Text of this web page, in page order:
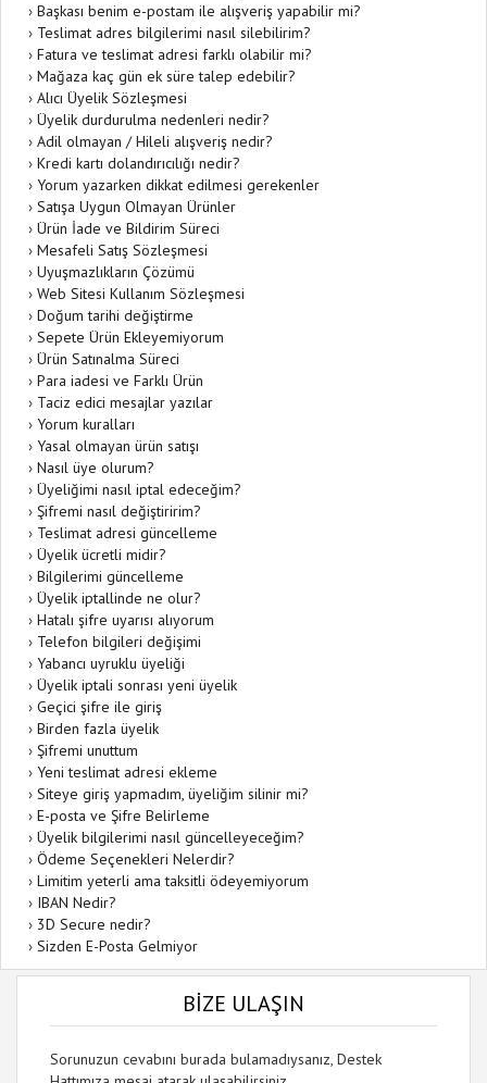
› Başkası benim e-postam ile alışveriş yapabilir mi?
› Teslimat adres bilgilerimi nasıl silebilirim?
› Fatura ve teslimat adresi farklı olabilir mi?
› Mağaza kaç gün ek süre talep edebilir?
› Alıcı Üyelik Sözleşmesi
› Üyelik durdurulma nedenleri nedir?
› Adil olmayan / Hileli alışveriş nedir?
› Kredi kartı dolandırıcılığı nedir?
› Yorum yazarken dikkat edilmesi gerekenler
› Satışa Uygun Olmayan Ürünler
› Ürün İade ve Bildirim Süreci
› Mesafeli Satış Sözleşmesi
› Uyuşmazlıkların Çözümü
› Web Sitesi Kullanım Sözleşmesi
› Doğum tarihi değiştirme
› Sepete Ürün Ekleyemiyorum
› Ürün Satınalma Süreci
› Para iadesi ve Farklı Ürün
› Taciz edici mesajlar yazılar
› Yorum kuralları
› Yasal olmayan ürün satışı
› Nasıl üye olurum?
› Üyeliğimi nasıl iptal edeceğim?
› Şifremi nasıl değiştiririm?
› Teslimat adresi güncelleme
› Üyelik ücretli midir?
› Bilgilerimi güncelleme
› Üyelik iptallinde ne olur?
› Hatalı şifre uyarısı alıyorum
› Telefon bilgileri değişimi
› Yabancı uyruklu üyeliği
› Üyelik iptali sonrası yeni üyelik
› Geçici şifre ile giriş
› Birden fazla üyelik
› Şifremi unuttum
› Yeni teslimat adresi ekleme
› Siteye giriş yapmadım, üyeliğim silinir mi?
› E-posta ve Şifre Belirleme
› Üyelik bilgilerimi nasıl güncelleyeceğim?
› Ödeme Seçenekleri Nelerdir?
› Limitim yeterli ama taksitli ödeyemiyorum
› IBAN Nedir?
› 3D Secure nedir?
› Sizden E-Posta Gelmiyor
BİZE ULAŞIN
Sorunuzun cevabını burada bulamadıysanız, Destek